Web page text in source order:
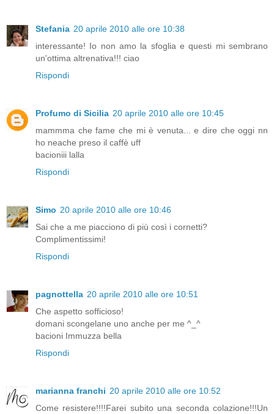
Stefania 20 aprile 2010 alle ore 10:38
interessante! Io non amo la sfoglia e questi mi sembrano
un'ottima altrenativa!!! ciao
Rispondi
Profumo di Sicilia 20 aprile 2010 alle ore 10:45
mammma che fame che mi è venuta... e dire che oggi nn
ho neache preso il caffè uff
bacioniii lalla
Rispondi
Simo 20 aprile 2010 alle ore 10:46
Sai che a me piacciono di più così i cornetti?
Complimentissimi!
Rispondi
pagnottella 20 aprile 2010 alle ore 10:51
Che aspetto sofficioso!
domani scongelane uno anche per me ^_^
bacioni Immuzza bella
Rispondi
marianna franchi 20 aprile 2010 alle ore 10:52
Come resistere!!!!Farei subito una seconda colazione!!!Un